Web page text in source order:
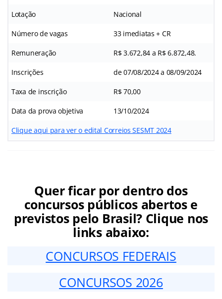
Lotação Nacional
Número de vagas 33 imediatas + CR
Remuneração R$ 3.672,84 a R$ 6.872,48.
Inscrições de 07/08/2024 a 08/09/2024
Taxa de inscrição R$ 70,00
Data da prova objetiva 13/10/2024
Clique aqui para ver o edital Correios SESMT 2024
Quer ficar por dentro dos
concursos públicos abertos e
previstos pelo Brasil? Clique nos
links abaixo:
CONCURSOS FEDERAIS
CONCURSOS 2026